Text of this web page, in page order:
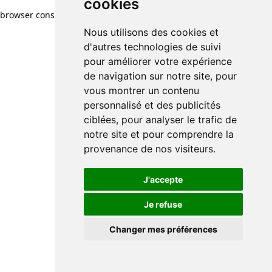
cookies
Nous utilisons des cookies et
d'autres technologies de suivi
pour améliorer votre expérience
de navigation sur notre site, pour
vous montrer un contenu
personnalisé et des publicités
ciblées, pour analyser le trafic de
notre site et pour comprendre la
provenance de nos visiteurs.
J'accepte
Je refuse
Changer mes préférences
browser console for more information)